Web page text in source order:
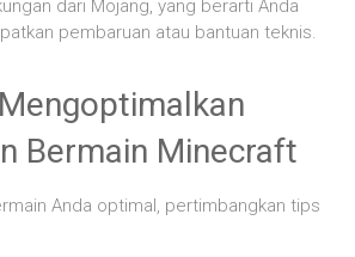
dari Mojang, yang berarti Anda
pembaruan atau bantuan teknis.
Bermain Minecraft
Anda optimal, pertimbangkan tips